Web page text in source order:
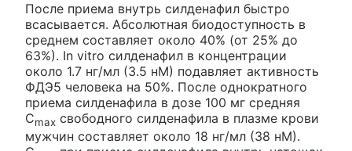
После приема внутрь силденафил быстро
всасывается. Абсолютная биодоступность в
среднем составляет около 40% (от 25% до
63%). In vitro силденафил в концентрации
около 1.7 нг/мл (3.5 нМ) подавляет активность
ФДЭ5 человека на 50%. После однократного
приема силденафила в дозе 100 мг средняя
Cmax свободного силденафила в плазме крови
мужчин составляет около 18 нг/мл (38 нМ).